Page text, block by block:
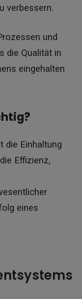
verbessern.
und
die Qualität in
eingehalten
die Einhaltung
Effizienz,
eines